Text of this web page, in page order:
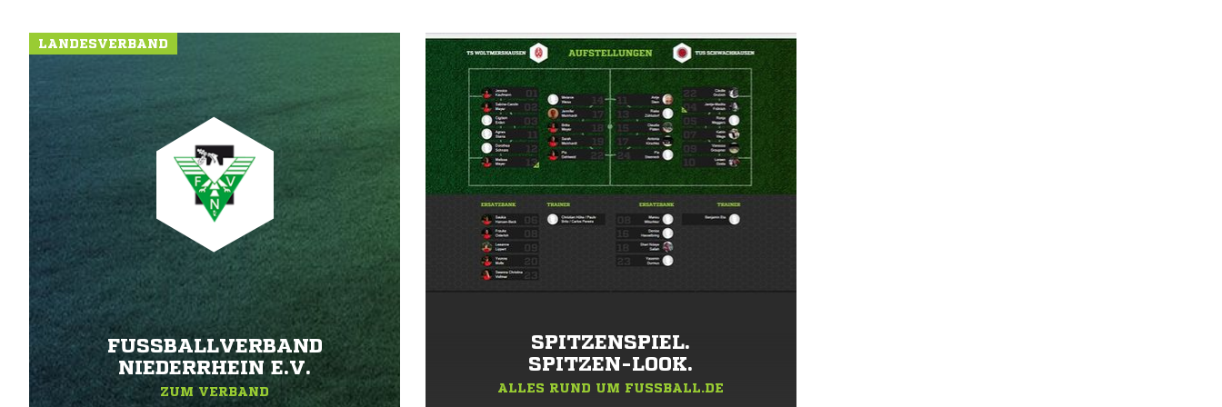
LANDESVERBAND
FUSSBALLVERBAND N
IEDERRHEIN E.V.
ZUM VERBAND
SPITZENSPIEL.
SPITZEN-LOOK.
ALLES RUND UM FUSSBALL.DE